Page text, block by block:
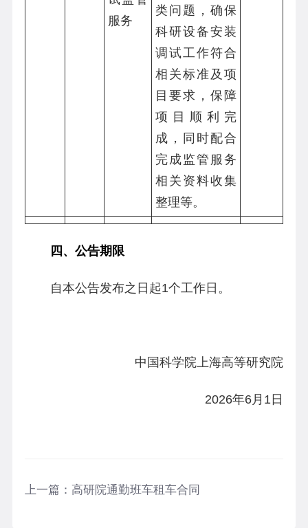
服务
类问题，确保
科研设备安装
调试工作符合
相关标准及项
目要求，保障
项目顺利完
成，同时配合
完成监管服务
相关资料收集
整理等。
四、公告期限
自本公告发布之日起1个工作日。
中国科学院上海高等研究院
2026年6月1日
上一篇： 高研院通勤班车租车合同